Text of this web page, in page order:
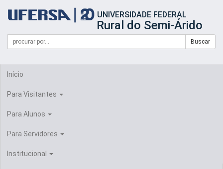
portal
UFERSA
UNIVERSIDADE FEDERAL
Rural do Semi-Árido
Formulário
Busca
Campo
de
Buscar
Início
Para Visitantes
Para Alunos
Para Servidores
Institucional